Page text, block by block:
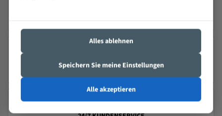
PRÄZISION TRIFFT QUALITÄT
Alles ablehnen
Speichern Sie meine Einstellungen
Alle akzeptieren